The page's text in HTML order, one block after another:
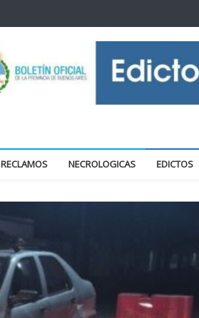
RECLAMOS NECROLOGICAS EDICTOS